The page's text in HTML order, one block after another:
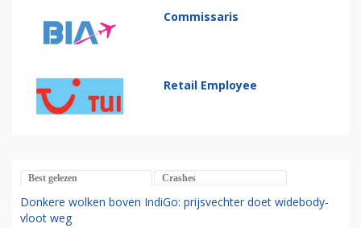
Commissaris
Retail Employee
Best gelezen Crashes
Donkere wolken boven IndiGo: prijsvechter doet widebody-
vloot weg